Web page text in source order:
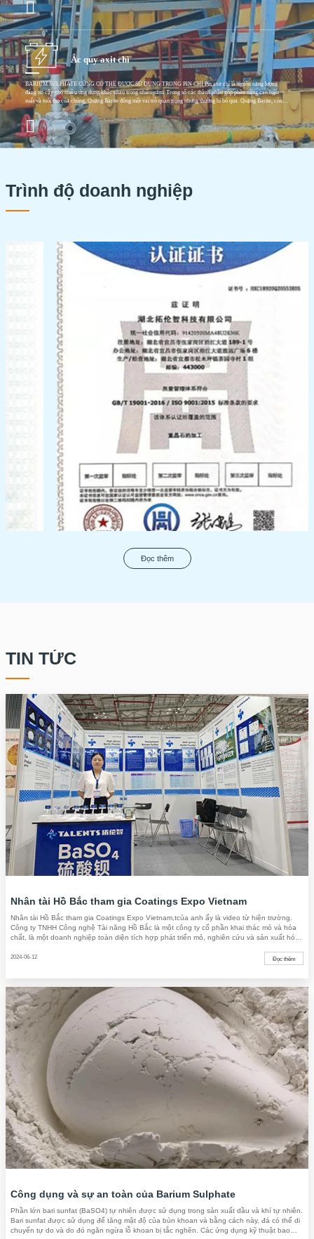
dụng trong ngành sơn. Nó chủ yếu được biết đến với mật độ cao và đặc tính làm đầy tuyệt vời. Khi được đưa vào
sơn, nó giúp tăng trọng lượng và độ dày của lớp phủ, mang lại độ che phủ và khả năng che giấu tốt hơn. Điều này
đặc biệt có lợi trong các ứng dụng mong muốn có bề mặt mịn và đồng đều, chẳng hạn như trên tường và bề mặt kim
loại. Một trong những ưu điểm chính của Quặng Barite cấp sơn là khả năng cải thiện độ mờ của sơn. Độ mờ là điều
cần thiết để
Ắc quy axit chì
BARIUM SULPHATE CŨNG CÓ THỂ ĐƯỢC SỬ DỤNG TRONG PIN CHÌ Pin axit chì là nguồn năng lượng
đáng tin cậy cho nhiều ứng dụng khác nhau trong nhiều năm. Trong số các thành phần góp phần nâng cao hiệu
suất và tuổi thọ của chúng, Quặng Barite đóng một vai trò quan trọng nhưng thường bị bỏ qua. Quặng Barite, còn
được gọi là Barium Sulfate (BaSO₄), được đưa vào vật liệu hoạt động của pin axit chì vì một số lý do quan trọng.
Một trong những chức năng chính của nó là cải thiện hiệu suất đạp xe và độ bền của pin. Khi pin trải qua chu kỳ
sạc và xả, sự hiện diện của quặng Barite giúp ổn định cấu trúc của vật liệu hoạt động, giảm sự xuống cấp thường
xảy ra theo thời gian. Trong quá trình sạc, chì sunfat được chuyển đổi trở lại thành chì và chì dioxide. Việc đưa
quặng Barite vào vật liệu điện cực cung cấp một khung hỗ trợ quá trình biến đổi hóa học này, giảm thiểu sự hình
Trình độ doanh nghiệp
Chứng chỉ QMS
Đọc thêm
TIN TỨC
Nhân tài Hồ Bắc tham gia Coatings Expo Vietnam
Nhân tài Hồ Bắc tham gia Coatings Expo Vietnam,tcủa anh ấy là video từ hiện trường.
Công ty TNHH Công nghệ Tài năng Hồ Bắc là một công ty cổ phần khai thác mỏ và hóa
chất, là một doanh nghiệp toàn diện tích hợp phát triển mỏ, nghiên cứu và sản xuất hóa
2024-06-12 Đọc thêm
Công dụng và sự an toàn của Barium Sulphate
Phần lớn bari sunfat (BaSO4) tự nhiên được sử dụng trong sản xuất dầu và khí tự nhiên.
Bari sunfat được sử dụng để tăng mật độ của bùn khoan và bằng cách này, đá có thể di
chuyển tự do và do đó ngăn ngừa lỗ khoan bị tắc nghẽn. Các ứng dụng kỹ thuật bao